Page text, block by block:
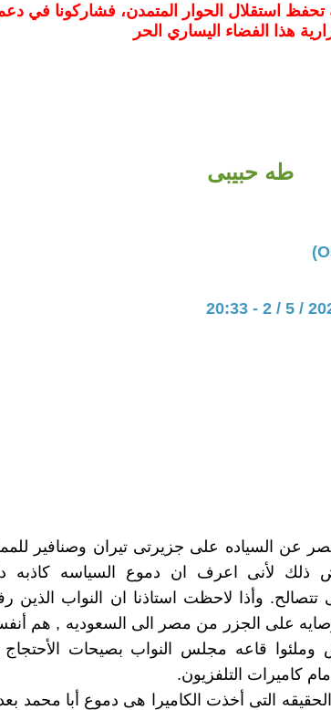
تحفظ استقلال الحوار المتمدن، فشاركونا في
هذا الفضاء اليساري الحر
طه حبيبى
عن السياده على جزيرتى تيران وصنافير
ذلك لأنى اعرف ان دموع السياسه كاذبه
تتصالح. وأذا لاحظت استاذنا ان النواب الذين
على الجزر من مصر الى السعوديه , هم
وملئوا قاعه مجلس النواب بصيحات الأحتجاج
كاميرات التلفزيون.
التى أخذت الكاميرا هى دموع أبا محمد